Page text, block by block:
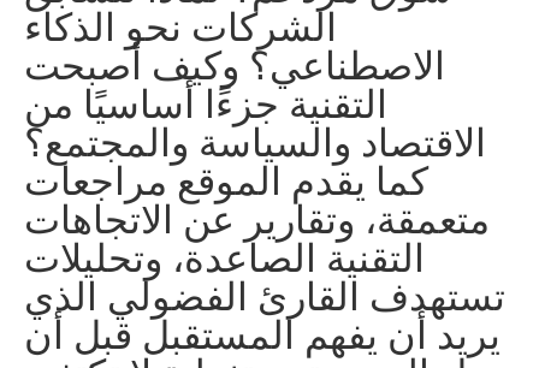
الشركات نحو الذكاء
الاصطناعي؟ وكيف أصبحت
التقنية جزءًا أساسيًا من
الاقتصاد والسياسة والمجتمع؟
كما يقدم الموقع مراجعات
متعمقة، وتقارير عن الاتجاهات
التقنية الصاعدة، وتحليلات
تستهدف القارئ الفضولي الذي
يريد أن يفهم المستقبل قبل أن